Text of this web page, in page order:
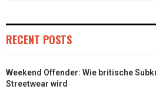
RECENT POSTS
Weekend Offender: Wie britische
Streetwear wird